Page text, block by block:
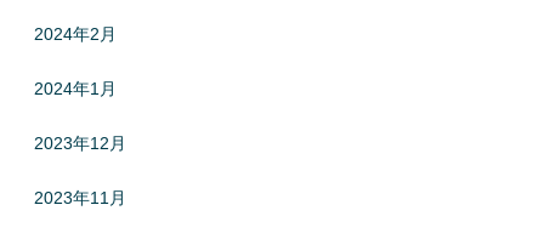
2024年2月
2024年1月
2023年12月
2023年11月